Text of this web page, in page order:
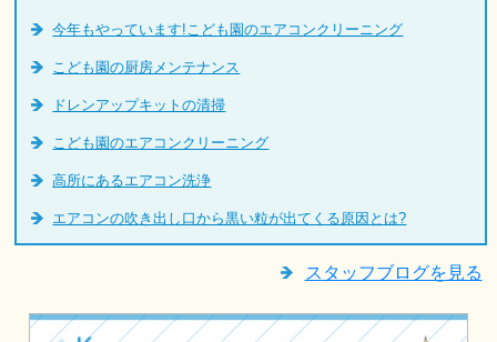
今年もやっています!こども園のエアコンクリーニング
こども園の厨房メンテナンス
ドレンアップキットの清掃
こども園のエアコンクリーニング
高所にあるエアコン洗浄
エアコンの吹き出し口から黒い粒が出てくる原因とは?
スタッフブログを見る